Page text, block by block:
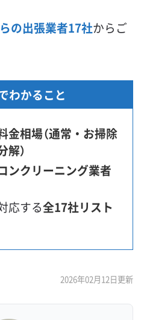
の出張業者17社からご
わかること
金相場（通常・お掃除
）
ンクリーニング業者
応する全17社リスト
2026年02月12日更新